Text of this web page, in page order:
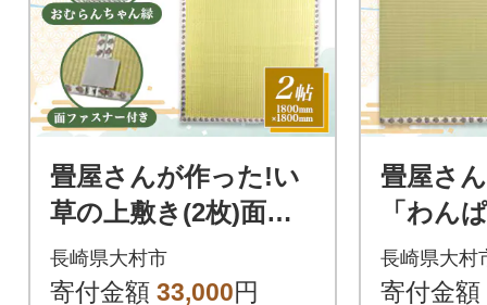
畳屋さんが作った!い
草の上敷き(2枚)面フ
ァスナー付(おむらん
ちゃん縁)
長崎県大村市
寄付金額 33,000円
畳屋さ
「わん
い草半
らんち
長崎県大村
寄付金額